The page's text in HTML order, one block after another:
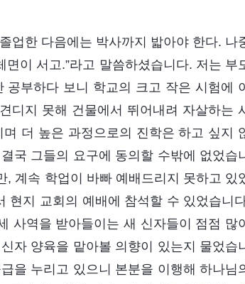
업한 다음에는 박사까지 밟아야 한다. 나
이 서고.”라고 말씀하셨습니다. 저는 부
부하다 보니 학교의 크고 작은 시험에 이
디지 못해 건물에서 뛰어내려 자살하는
더 높은 과정으로의 진학은 하고 싶지
국 그들의 요구에 동의할 수밖에 없었습
계속 학업이 바빠 예배드리지 못하고 있
현지 교회의 예배에 참석할 수 있었습니
사역을 받아들이는 새 신자들이 점점 많
자 양육을 맡아볼 의향이 있는지 물었습
을 누리고 있으니 본분을 이행해 하나님